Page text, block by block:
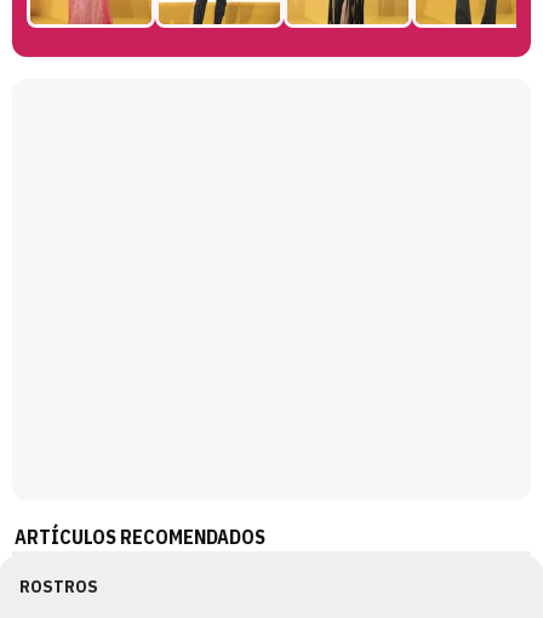
Manu Baqueiro: "Tuve como referente a Bruce Willis en 'Luz de Luna' para mi trabajo en la serie 'Perdiendo el juicio'"
ARTÍCULOS RECOMENDADOS
ROSTROS